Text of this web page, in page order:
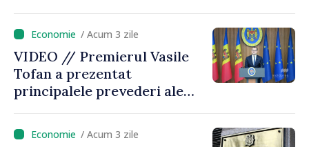
este estimată în scădere
/ Acum 3 zile
VIDEO // Premierul Vasile
Tofan a prezentat
principalele prevederi ale
2027
/ Acum 3 zile